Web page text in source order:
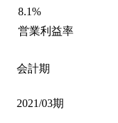
8.1%
営業利益率
会計期
2021/03期